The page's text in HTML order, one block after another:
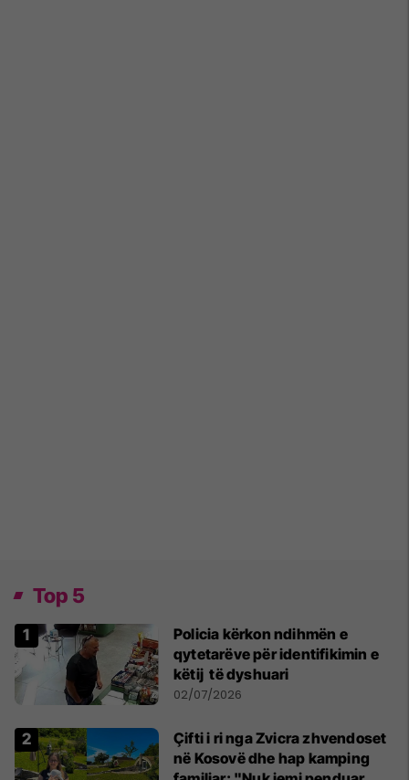
Top 5
Policia kërkon ndihmën e
qytetarëve për identifikimin e
këtij të dyshuari
02/07/2026
Çifti i ri nga Zvicra zhvendoset
në Kosovë dhe hap kamping